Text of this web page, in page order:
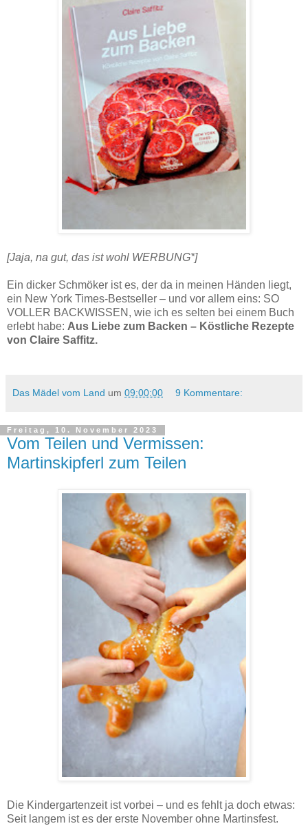
[Jaja, na gut, das ist wohl WERBUNG*]
Ein dicker Schmöker ist es, der da in meinen Händen liegt,
ein New York Times-Bestseller – und vor allem eins: SO
VOLLER BACKWISSEN, wie ich es selten bei einem Buch
erlebt habe: Aus Liebe zum Backen – Köstliche Rezepte
von Claire Saffitz.
Das Mädel vom Land um 09:00:00 9 Kommentare:
Freitag, 10. November 2023
Vom Teilen und Vermissen:
Martinskipferl zum Teilen
Die Kindergartenzeit ist vorbei – und es fehlt ja doch etwas:
Seit langem ist es der erste November ohne Martinsfest.